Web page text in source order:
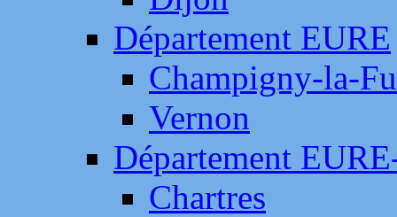
Département EURE
Champigny-la-
Vernon
Département
Chartres